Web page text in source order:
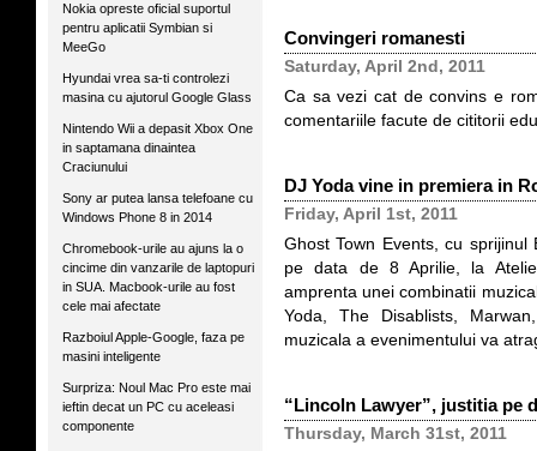
Nokia opreste oficial suportul
pentru aplicatii Symbian si
MeeGo
Hyundai vrea sa-ti controlezi
masina cu ajutorul Google Glass
Nintendo Wii a depasit Xbox One
in saptamana dinaintea
Craciunului
Sony ar putea lansa telefoane cu
Windows Phone 8 in 2014
Chromebook-urile au ajuns la o
cincime din vanzarile de laptopuri
in SUA. Macbook-urile au fost
cele mai afectate
Razboiul Apple-Google, faza pe
masini inteligente
Surpriza: Noul Mac Pro este mai
ieftin decat un PC cu aceleasi
componente
Convingeri romanesti
Saturday, April 2nd, 2011
Ca sa vezi cat de convins e
comentariile facute de cititorii
DJ Yoda vine in premiera in
Friday, April 1st, 2011
Ghost Town Events, cu
pe data de 8 Aprilie, la
amprenta unei combinatii
Yoda, The Disablists,
muzicala a evenimentului va
“Lincoln Lawyer”, justitia pe
Thursday, March 31st, 2011